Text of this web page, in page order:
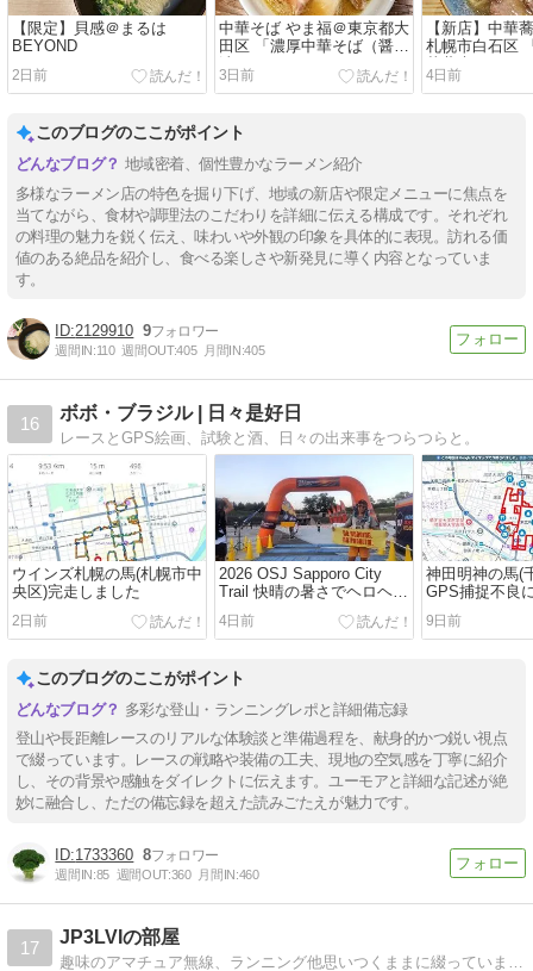
【限定】貝感＠まるは
BEYOND
2日前
中華そば やま福＠東京都大
田区 「濃厚中華そば（醤
油）」
3日前
【新店】中華
札幌市白石区
華蕎麦」
4日前
このブログのここがポイント
地域密着、個性豊かなラーメン紹介
多様なラーメン店の特色を掘り下げ、地域の新店や限定メニューに焦点を
当てながら、食材や調理法のこだわりを詳細に伝える構成です。それぞれ
の料理の魅力を鋭く伝え、味わいや外観の印象を具体的に表現。訪れる価
値のある絶品を紹介し、食べる楽しさや新発見に導く内容となっていま
す。
2129910 9
週間IN:110 週間OUT:405 月間IN:405
16
ボボ・ブラジル | 日々是好日
レースとGPS絵画、試験と酒、日々の出来事をつらつらと。
ウインズ札幌の馬(札幌市中
央区)完走しました
2日前
2026 OSJ Sapporo City
Trail 快晴の暑さでヘロヘロ
になるもエイドとスライド
を楽しみ9時間40分強で完
4日前
神田明神の馬(
GPS捕捉不良
9日前
このブログのここがポイント
多彩な登山・ランニングレポと詳細備忘録
登山や長距離レースのリアルな体験談と準備過程を、献身的かつ鋭い視点
で綴っています。レースの戦略や装備の工夫、現地の空気感を丁寧に紹介
し、その背景や感触をダイレクトに伝えます。ユーモアと詳細な記述が絶
妙に融合し、ただの備忘録を超えた読みごたえが魅力です。
1733360 8
週間IN:85 週間OUT:360 月間IN:460
17
JP3LVIの部屋
趣味のアマチュア無線、ランニング他思いつくままに綴っています。